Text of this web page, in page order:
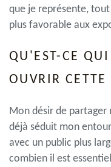
que je représente,
plus favorable aux
QU'EST-CE
OUVRIR CETTE
Mon désir de
déjà séduit mon
avec un public plus
combien il est